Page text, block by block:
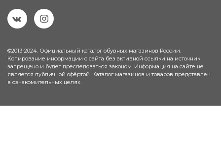
©2013-2024. Официальный каталог обувных магазинов России.
Копирование информации с сайта без активной ссылки на источник
запрещено и будет преследоваться законом. Информация на сайте не
является публичной офёртой. Каталог магазинов и товаров представлен
в ознакомительных целях.